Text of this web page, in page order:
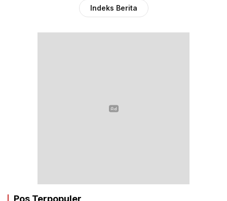
Indeks Berita
Pos Terpopuler